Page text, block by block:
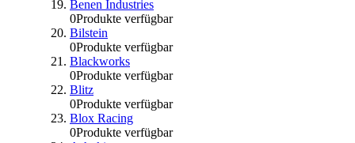
Benen Industries
0Produkte verfügbar
Bilstein
0Produkte verfügbar
Blackworks
0Produkte verfügbar
Blitz
0Produkte verfügbar
Blox Racing
0Produkte verfügbar